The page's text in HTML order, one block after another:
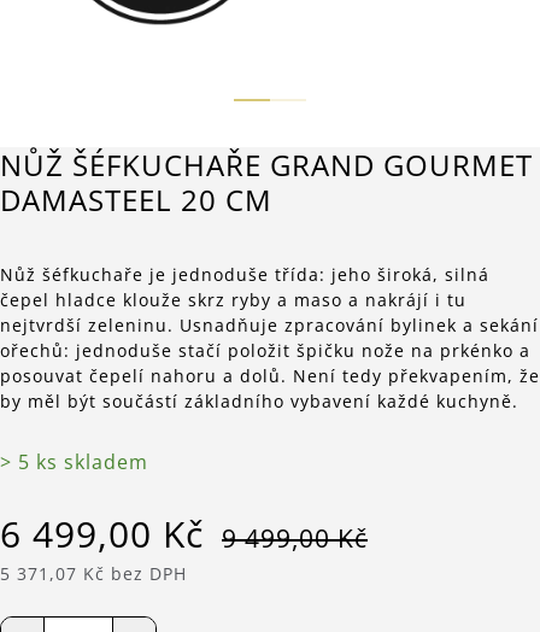
NŮŽ ŠÉFKUCHAŘE GRAND GOURMET
DAMASTEEL 20 CM
Nůž šéfkuchaře je jednoduše třída: jeho široká, silná
čepel hladce klouže skrz ryby a maso a nakrájí i tu
nejtvrdší zeleninu. Usnadňuje zpracování bylinek a sekání
ořechů: jednoduše stačí položit špičku nože na prkénko a
posouvat čepelí nahoru a dolů. Není tedy překvapením, že
by měl být součástí základního vybavení každé kuchyně.
> 5 ks skladem
6 499,00 Kč 9 499,00 Kč
5 371,07 Kč bez DPH